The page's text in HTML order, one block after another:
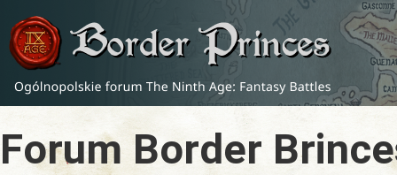
Forum Border